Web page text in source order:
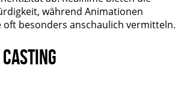
während Animationen
oft besonders anschaulich vermitteln.